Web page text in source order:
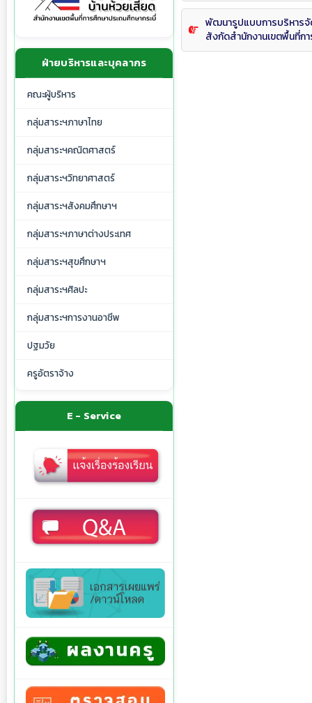
ฝ่ายบริหารและบุคลากร
คณะผู้บริหาร
กลุ่มสาระฯภาษาไทย
กลุ่มสาระฯคณิตศาสตร์
กลุ่มสาระฯวิทยาศาสตร์
กลุ่มสาระฯสังคมศึกษาฯ
กลุ่มสาระฯภาษาต่างประเทศ
กลุ่มสาระฯสุขศึกษาฯ
กลุ่มสาระฯศิลปะ
กลุ่มสาระฯการงานอาชีพ
ปฐมวัย
ครูอัตราจ้าง
E - Service
พัฒนารูปแบบการบริหารจั
สังกัดสำนักงานเขตพื้นที่ก